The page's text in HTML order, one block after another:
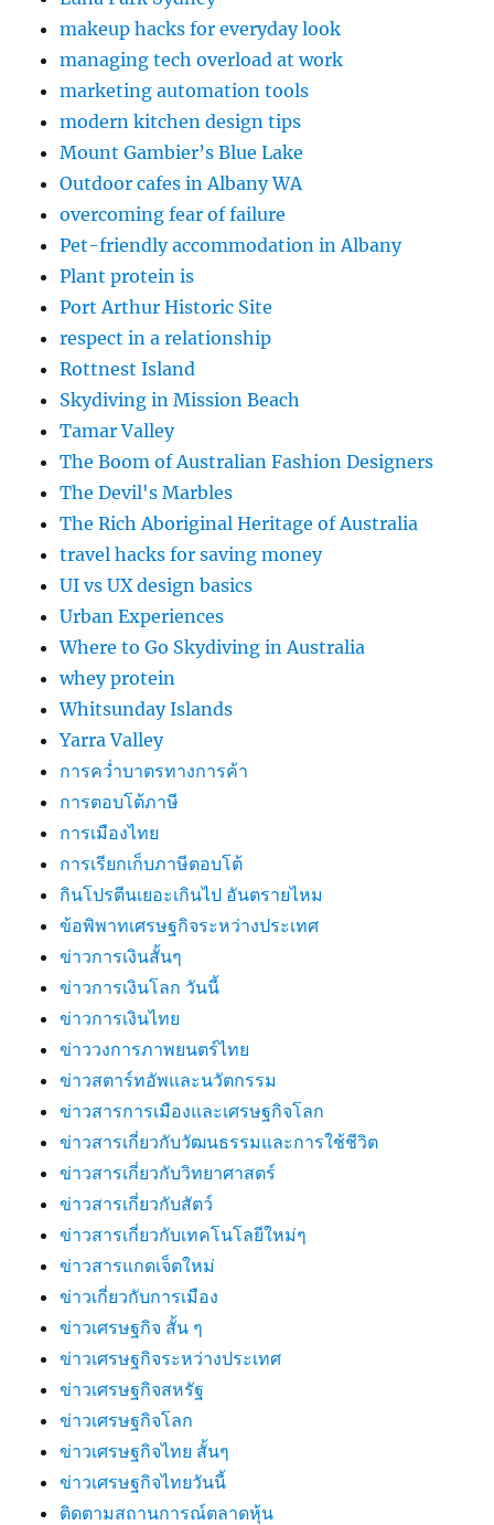
makeup hacks for everyday look
managing tech overload at work
marketing automation tools
modern kitchen design tips
Mount Gambier’s Blue Lake
Outdoor cafes in Albany WA
overcoming fear of failure
Pet-friendly accommodation in Albany
Plant protein is
Port Arthur Historic Site
respect in a relationship
Rottnest Island
Skydiving in Mission Beach
Tamar Valley
The Boom of Australian Fashion Designers
The Devil's Marbles
The Rich Aboriginal Heritage of Australia
travel hacks for saving money
UI vs UX design basics
Urban Experiences
Where to Go Skydiving in Australia
whey protein
Whitsunday Islands
Yarra Valley
การคว่ำบาตรทางการค้า
การตอบโต้ภาษี
การเมืองไทย
การเรียกเก็บภาษีตอบโต้
กินโปรตีนเยอะเกินไป อันตรายไหม
ข้อพิพาทเศรษฐกิจระหว่างประเทศ
ข่าวการเงินสั้นๆ
ข่าวการเงินโลก วันนี้
ข่าวการเงินไทย
ข่าววงการภาพยนตร์ไทย
ข่าวสตาร์ทอัพและนวัตกรรม
ข่าวสารการเมืองและเศรษฐกิจโลก
ข่าวสารเกี่ยวกับวัฒนธรรมและการใช้ชีวิต
ข่าวสารเกี่ยวกับวิทยาศาสตร์
ข่าวสารเกี่ยวกับสัตว์
ข่าวสารเกี่ยวกับเทคโนโลยีใหม่ๆ
ข่าวสารแกดเจ็ตใหม่
ข่าวเกี่ยวกับการเมือง
ข่าวเศรษฐกิจ สั้น ๆ
ข่าวเศรษฐกิจระหว่างประเทศ
ข่าวเศรษฐกิจสหรัฐ
ข่าวเศรษฐกิจโลก
ข่าวเศรษฐกิจไทย สั้นๆ
ข่าวเศรษฐกิจไทยวันนี้
ติดตามสถานการณ์ตลาดหุ้น